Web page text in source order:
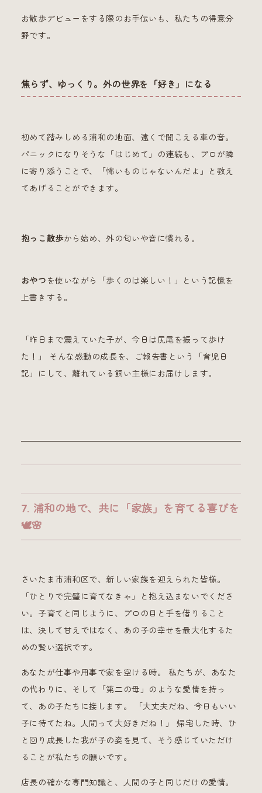
お散歩デビューをする際のお手伝いも、私たちの得意分
野です。
焦らず、ゆっくり。外の世界を「好き」になる
初めて踏みしめる浦和の地面、遠くで聞こえる車の音。
パニックになりそうな「はじめて」の連続も、プロが隣
に寄り添うことで、「怖いものじゃないんだよ」と教え
てあげることができます。
抱っこ散歩から始め、外の匂いや音に慣れる。
おやつ を使いながら「歩くのは楽しい！」という記憶を
上書きする。
「昨日まで震えていた子が、今日は尻尾を振って歩け
た！」 そんな感動の成長を、ご報告書という「育児日
記」にして、離れている飼い主様にお届けします。
7. 浦和の地で、共に「家族」を育てる喜びを
🕊️🌸
さいたま市浦和区で、新しい家族を迎えられた皆様。
「ひとりで完璧に育てなきゃ」と抱え込まないでくださ
い。子育てと同じように、プロの目と手を借りること
は、決して甘えではなく、あの子の幸せを最大化するた
めの賢い選択です。
あなたが仕事や用事で家を空ける時。 私たちが、あなた
の代わりに、そして「第二の母」のような愛情を持っ
て、あの子たちに接します。 「大丈夫だね、今日もいい
子に待てたね。人間って大好きだね！」 帰宅した時、ひ
と回り成長した我が子の姿を見て、そう感じていただけ
ることが私たちの願いです。
店長の確かな専門知識と、人間の子と同じだけの愛情。